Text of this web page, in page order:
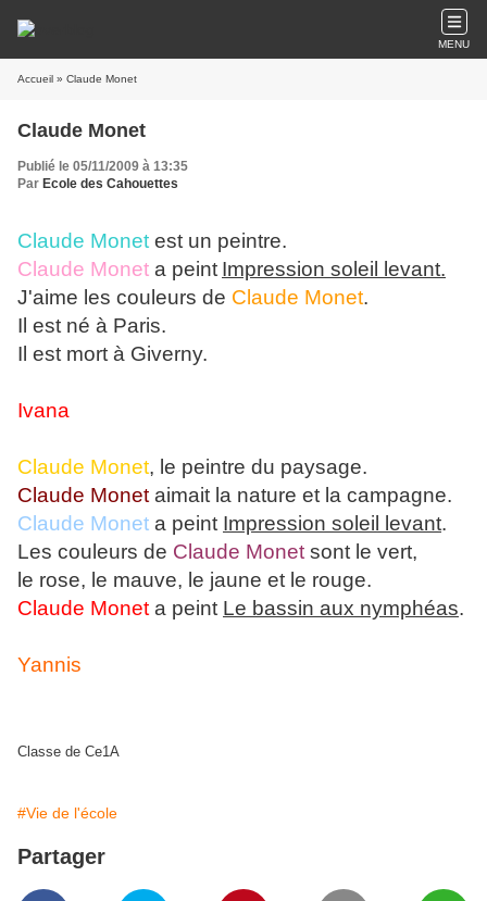
MENU
Accueil » Claude Monet
Claude Monet
Publié le 05/11/2009 à 13:35
Par Ecole des Cahouettes
Claude Monet est un peintre.
Claude Monet a peint Impression soleil levant.
J'aime les couleurs de Claude Monet.
Il est né à Paris.
Il est mort à Giverny.
Ivana
Claude Monet, le peintre du paysage.
Claude Monet aimait la nature et la campagne.
Claude Monet a peint Impression soleil levant.
Les couleurs de Claude Monet sont le vert,
le rose, le mauve, le jaune et le rouge.
Claude Monet a peint Le bassin aux nymphéas.
Yannis
Classe de Ce1A
#Vie de l'école
Partager